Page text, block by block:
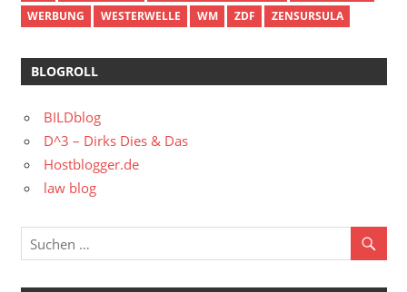
WERBUNG
WESTERWELLE WM ZDF ZENSURSULA
BLOGROLL
BILDblog
D^3 – Dirks Dies & Das
Hostblogger.de
law blog